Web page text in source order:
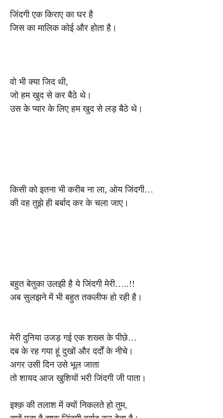
जिंदगी एक किराए का घर है
जिस का मालिक कोई और होता है।
वो भी क्या जिद थी,
जो हम खुद से कर बैठे थे।
उस के प्यार के लिए हम खुद से लड़ बैठे थे।
किसी को इतना भी करीब ना ला, ओय जिंदगी…
की वह तुझे ही बर्बाद कर के चला जाए।
बहुत बेतुका उलझी है ये जिंदगी मेरी…..!!
अब सुलझने में भी बहुत तकलीफ हो रही है।
मेरी दुनिया उजड़ गई एक शख्स के पीछे…
दब के रह गया हूं दुखों और दर्दों के नीचे।
अगर उसी दिन उसे भूल जाता
तो शायद आज खुशियों भरी जिंदगी जी पाता।
इश्क़ की तलाश में क्यों निकलते हो तुम,